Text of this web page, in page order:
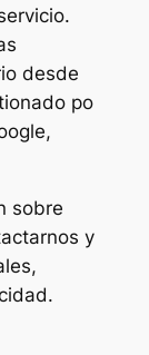
desde
po
sobre
y